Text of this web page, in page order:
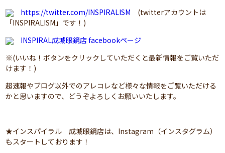
https://twitter.com/INSPIRALISM (twitterアカウントは
「INSPIRALISM」です！)
INSPIRAL成城眼鏡店 facebookページ
※(いいね！ボタンをクリックしていただくと最新情報をご覧いただ
けます！)
超速報やブログ以外でのアレコレなど様々な情報をご覧いただける
かと思いますので、どうぞよろしくお願いいたします。
★インスパイラル 成城眼鏡店は、Instagram（インスタグラム）
もスタートしております！